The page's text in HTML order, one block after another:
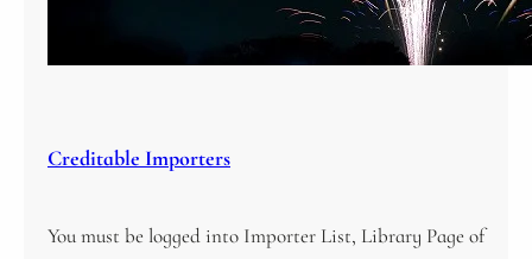
Creditable Importers
You must be logged into Importer List, Library Page of